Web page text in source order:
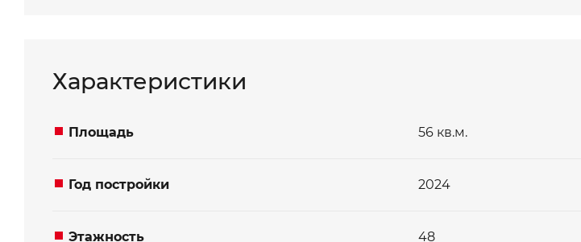
Характеристики
Площадь 56 кв.м.
Год постройки 2024
Этажность 48
Записаться на просмотр объекта
Хотите получить консультацию?